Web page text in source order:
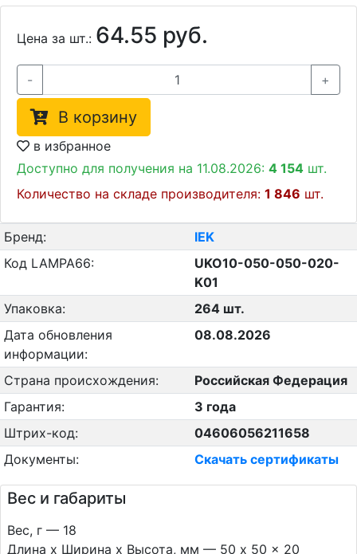
Цена за шт.: 64.55 руб.
- +
В корзину
в избранное
Доступно для получения на 11.08.2026: 4 154 шт.
Количество на складе производителя: 1 846 шт.
Бренд:
IEK
Код LAMPA66:
UKO10-050-050-020-
K01
Упаковка:
264 шт.
Дата обновления
информации:
08.08.2026
Страна происхождения:
Российская Федерация
Гарантия:
3 года
Штрих-код:
04606056211658
Документы:
Скачать сертификаты
Вес и габариты
Вес, г — 18
Длина х Ширина х Высота, мм — 50 x 50 x 20